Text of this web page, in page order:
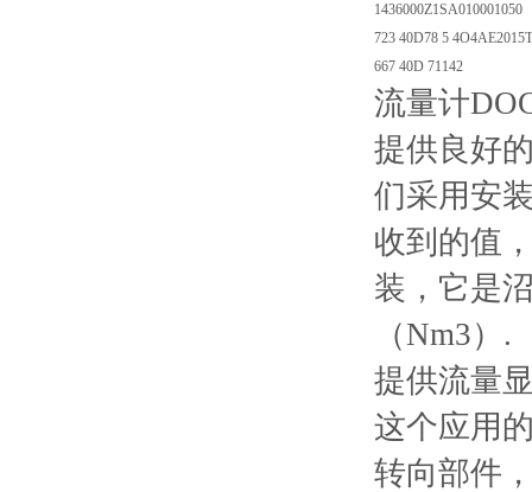
1436000Z1SA010001050
723 40D78 5
667 40D 71142
流量计
提供良好
们采用安
收到的值
装，它是
（Nm3）.
提供流量
这个应用
转向部件